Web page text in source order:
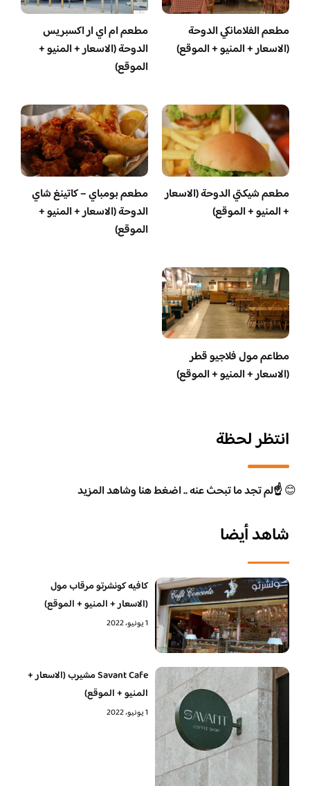
مطعم الفلامانكي الدوحة
(الاسعار + المنيو + الموقع)
مطعم ام اي ار اكسبريس
الدوحة (الاسعار + المنيو +
الموقع)
مطعم شيكتي الدوحة (الاسعار
+ المنيو + الموقع)
مطعم بومباي – كاتينغ شاي
الدوحة (الاسعار + المنيو +
الموقع)
مطاعم مول فلاجيو قطر
(الاسعار + المنيو + الموقع)
انتظر لحظة
😊☝️لم تجد ما تبحث عنه .. اضغط هنا وشاهد المزيد
شاهد أيضا
كافيه كونشرتو مرقاب مول
(الاسعار + المنيو + الموقع)
1 يونيو، 2022
Savant Cafe مشيرب (الاسعار +
المنيو + الموقع)
1 يونيو، 2022